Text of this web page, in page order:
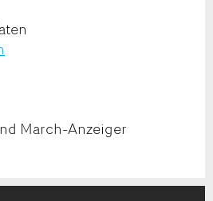
March-Anzeiger